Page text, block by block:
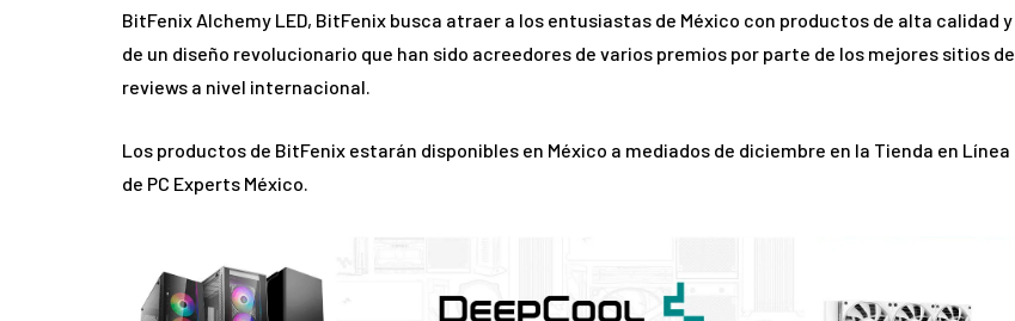
BitFenix Alchemy LED, BitFenix busca atraer a los entusiastas de México con productos de alta calidad y
de un diseño revolucionario que han sido acreedores de varios premios por parte de los mejores sitios de
reviews a nivel internacional.
Los productos de BitFenix estarán disponibles en México a mediados de diciembre en la Tienda en Línea
de PC Experts México.